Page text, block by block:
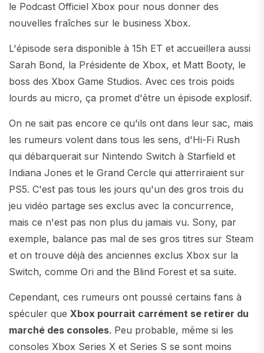
le Podcast Officiel Xbox pour nous donner des
nouvelles fraîches sur le business Xbox.
L'épisode sera disponible à 15h ET et accueillera aussi
Sarah Bond, la Présidente de Xbox, et Matt Booty, le
boss des Xbox Game Studios. Avec ces trois poids
lourds au micro, ça promet d'être un épisode explosif.
On ne sait pas encore ce qu'ils ont dans leur sac, mais
les rumeurs volent dans tous les sens, d'Hi-Fi Rush
qui débarquerait sur Nintendo Switch à Starfield et
Indiana Jones et le Grand Cercle qui atterriraient sur
PS5. C'est pas tous les jours qu'un des gros trois du
jeu vidéo partage ses exclus avec la concurrence,
mais ce n'est pas non plus du jamais vu. Sony, par
exemple, balance pas mal de ses gros titres sur Steam
et on trouve déjà des anciennes exclus Xbox sur la
Switch, comme Ori and the Blind Forest et sa suite.
Cependant, ces rumeurs ont poussé certains fans à
spéculer que Xbox pourrait carrément se retirer du
marché des consoles. Peu probable, même si les
consoles Xbox Series X et Series S se sont moins